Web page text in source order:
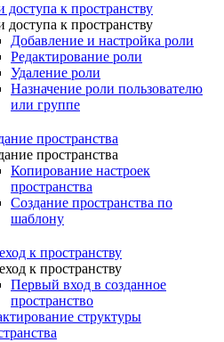
доступа к пространству
доступа к пространству
Добавление и настройка роли
Редактирование роли
Удаление роли
Назначение роли пользователю
или группе
пространства
пространства
Копирование настроек
пространства
Создание пространства по
шаблону
к пространству
к пространству
Первый вход в созданное
пространство
структуры